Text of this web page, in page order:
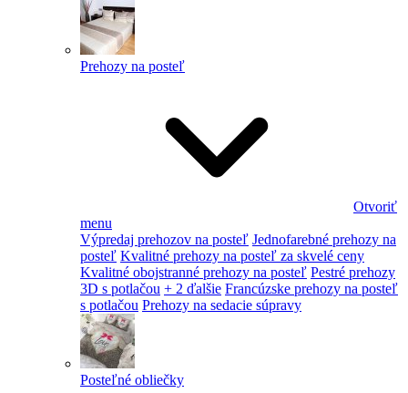
Prehozy na posteľ
Otvoriť
menu
Výpredaj prehozov na posteľ Jednofarebné prehozy na
posteľ Kvalitné prehozy na posteľ za skvelé ceny
Kvalitné obojstranné prehozy na posteľ Pestré prehozy
3D s potlačou + 2 ďalšie Francúzske prehozy na posteľ
s potlačou Prehozy na sedacie súpravy
Posteľné obliečky